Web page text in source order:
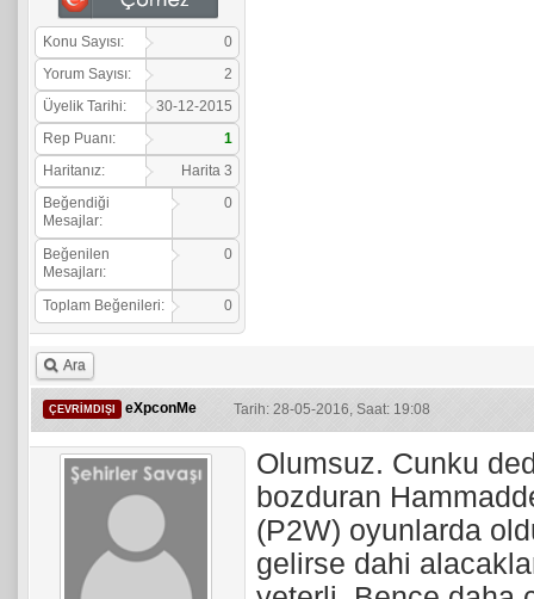
Konu Sayısı:
0
Yorum Sayısı:
2
Üyelik Tarihi:
30-12-2015
Rep Puanı:
1
Haritanız:
Harita 3
Beğendiği
Mesajlar:
0
Beğenilen
Mesajları:
0
Toplam Beğenileri: 0
Ara
ÇEVRIMDIŞI eXpconMe Tarih: 28-05-2016, Saat: 19:08
Olumsuz. Cunku
bozduran
(P2W) oyunlarda
gelirse dahi